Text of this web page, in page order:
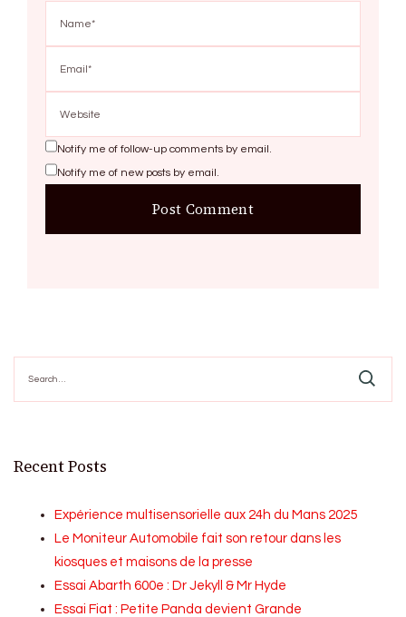
Notify me of follow-up comments by email.
Notify me of new posts by email.
for:
Recent Posts
Expérience multisensorielle aux 24h du Mans 2025
Le Moniteur Automobile fait son retour dans les
kiosques et maisons de la presse
Essai Abarth 600e : Dr Jekyll & Mr Hyde
Essai Fiat : Petite Panda devient Grande